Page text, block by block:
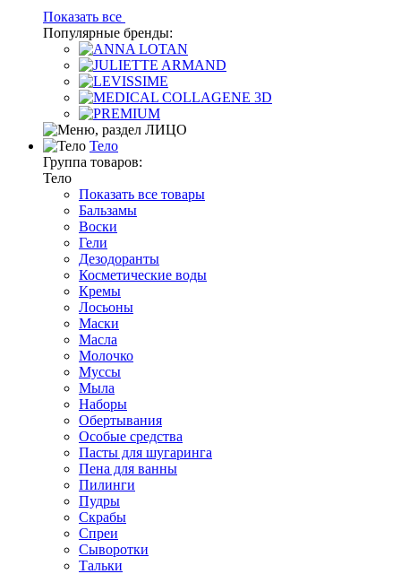
Показать все
Популярные бренды:
Тело
Группа товаров:
Тело
Показать все товары
Бальзамы
Воски
Гели
Дезодоранты
Косметические воды
Кремы
Лосьоны
Маски
Масла
Молочко
Муссы
Мыла
Наборы
Обертывания
Особые средства
Пасты для шугаринга
Пена для ванны
Пилинги
Пудры
Скрабы
Спреи
Сыворотки
Тальки